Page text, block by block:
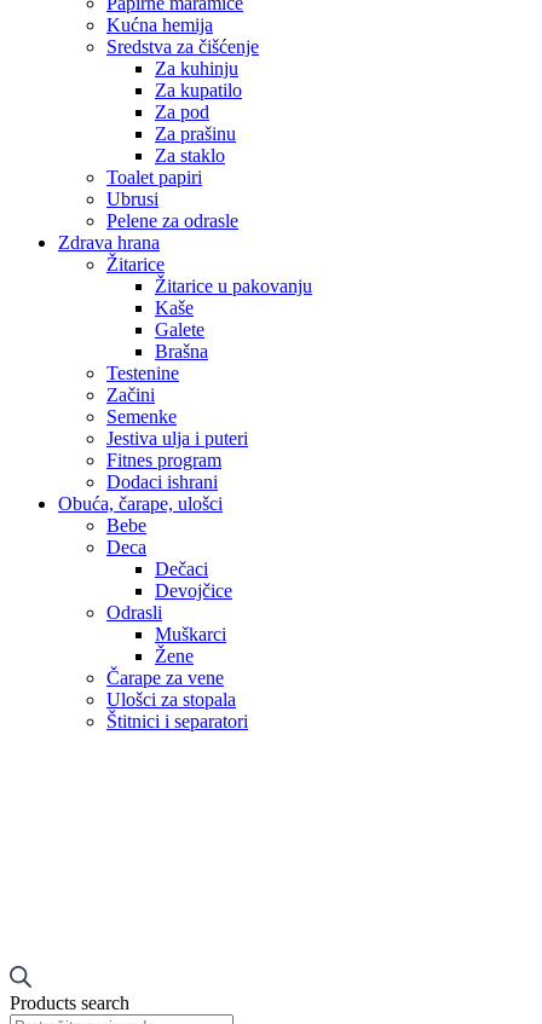
Kućna hemija
Sredstva za čišćenje
Za kuhinju
Za kupatilo
Za pod
Za prašinu
Za staklo
Toalet papiri
Ubrusi
Pelene za odrasle
Zdrava hrana
Žitarice
Žitarice u pakovanju
Kaše
Galete
Brašna
Testenine
Začini
Semenke
Jestiva ulja i puteri
Fitnes program
Dodaci ishrani
Obuća, čarape, ulošci
Bebe
Deca
Dečaci
Devojčice
Odrasli
Muškarci
Žene
Čarape za vene
Ulošci za stopala
Štitnici i separatori
Products search